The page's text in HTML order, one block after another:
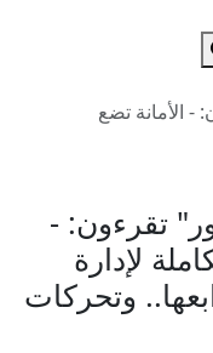
تضع
تقرءون: -
لإدارة
وتحركات